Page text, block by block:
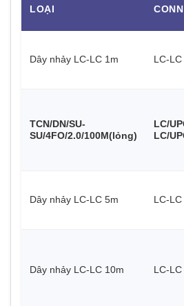
LOẠI
Dây nhảy LC-LC 1m LC-LC
TCN/DN/SU-
SU/4FO/2.0/100M(lỏng)
LC/
LC/
Dây nhảy LC-LC 5m LC-LC
Dây nhảy LC-LC 10m LC-LC